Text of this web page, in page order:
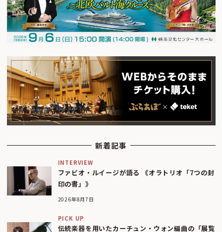
新着記事
INTERVIEW
ファビオ・ルイージが語る 《オラトリオ「7つの封
印の書」》
2026年8月7日
PICK UP
伝統楽器を用いたカーチュン・ウォン編曲の「展覧